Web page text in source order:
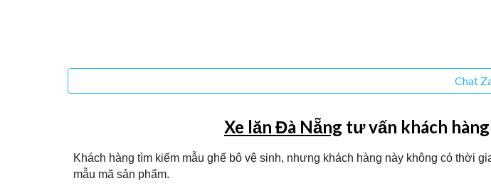
Chat
Xe lăn Đà Nẵng tư vấn khách
Khách hàng tìm kiếm mẫu ghế bô vệ sinh, nhưng khách hàng này không có thời
mẫu mã sản phẩm.